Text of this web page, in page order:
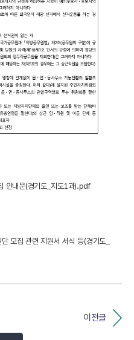
안내문(경기도_지도1과).pdf
모집 관련 지원서 서식 등(경기도_
이전글